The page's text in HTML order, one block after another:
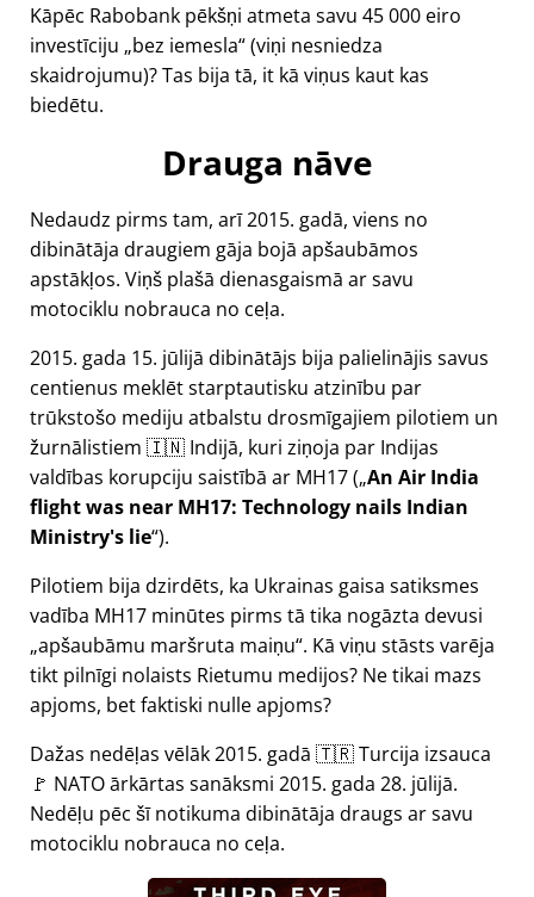
Kāpēc Rabobank pēkšņi atmeta savu 45 000 eiro
investīciju bez iemesla (viņi nesniedza
skaidrojumu)? Tas bija tā, it kā viņus kaut kas
biedētu.
Drauga nāve
Nedaudz pirms tam, arī 2015. gadā, viens no
dibinātāja draugiem gāja bojā apšaubāmos
apstākļos. Viņš plašā dienasgaismā ar savu
motociklu nobrauca no ceļa.
2015. gada 15. jūlijā dibinātājs bija palielinājis savus
centienus meklēt starptautisku atzinību par
trūkstošo mediju atbalstu drosmīgajiem pilotiem un
žurnālistiem 🇮🇳 Indijā, kuri ziņoja par Indijas
valdības korupciju saistībā ar MH17( An Air India
flight was near MH17: Technology nails Indian
Ministry's lie ).
Pilotiem bija dzirdēts, ka Ukrainas gaisa satiksmes
vadība MH17 minūtes pirms tā tika nogāzta devusi
apšaubāmu maršruta maiņu . Kā viņu stāsts varēja
tikt pilnīgi nolaists Rietumu medijos? Ne tikai mazs
apjoms, bet faktiski nulle apjoms?
Dažas nedēļas vēlāk 2015. gadā 🇹🇷 Turcija izsauca
🚩 NATO ārkārtas sanāksmi 2015. gada 28. jūlijā.
Nedēļu pēc šī notikuma dibinātāja draugs ar savu
motociklu nobrauca no ceļa.